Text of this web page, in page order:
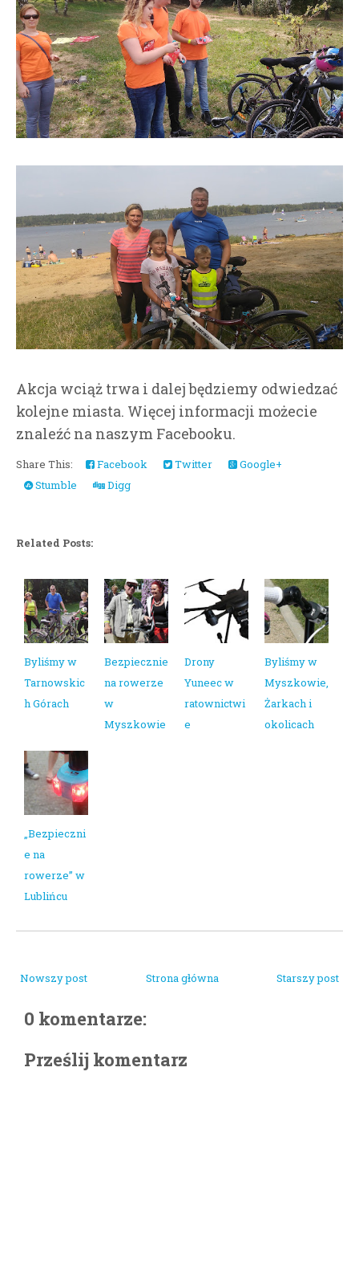
Akcja wciąż trwa i dalej będziemy odwiedzać
kolejne miasta. Więcej informacji możecie
znaleźć na naszym Facebooku.
Share This: Facebook Twitter
Google+
Stumble
Digg
Related Posts:
Byliśmy w
Tarnowskic
h Górach
Bezpiecznie
na rowerze
w
Myszkowie
Drony
Yuneec w
ratownictwi
e
Byliśmy w
Myszkowie,
Żarkach i
okolicach
„Bezpieczni
e na
rowerze” w
Lublińcu
Nowszy post Starszy post
Strona główna
0 komentarze:
Prześlij komentarz